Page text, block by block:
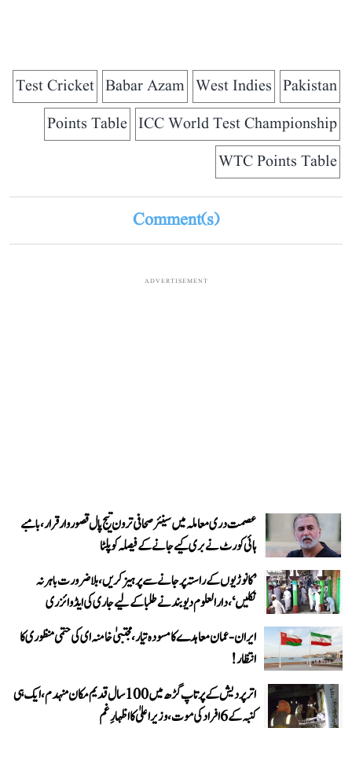
Pakistan
West Indies
Babar Azam
Test Cricket
ICC World Test Championship
Points Table
WTC Points Table
Comment(s)
ADVERTISEMENT
عصمت دری معاملہ میں سینئر صحافی ترون تیج پال قصوروار قرار، بامبے
ہائی کورٹ نے بری کیے جانے کے فیصلہ کو پلٹا
’کانوڑیوں کے راستہ پر جانے سے پرہیز کریں، بلاضرورت باہر نہ
نکلیں‘، دارالعلوم دیوبند نے طلبا کے لیے جاری کی ایڈوائزری
ایران-عمان معاہدے کا مسودہ تیار، مجتبیٰ خامنہ ای کی حتمی منظوری کا
انتظار!
اتر پردیش کے پرتاپ گڑھ میں 100 سال قدیم مکان منہدم، ایک ہی
کنبہ کے 6 افراد کی موت، وزیر اعلیٰ کا اظہارِ غم